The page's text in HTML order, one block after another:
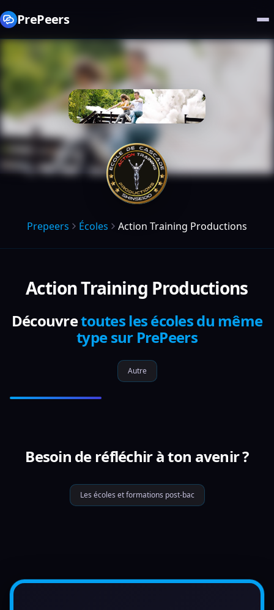
PrePeers
Prepeers Écoles Action Training Productions
Action Training Productions
Découvretoutes les écoles du même
type sur PrePeers
Autre
Besoin de réfléchir à ton avenir ?
Les écoles et formations post-bac